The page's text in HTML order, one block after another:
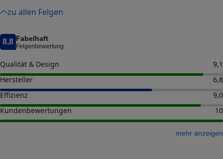
zu allen Felgen
8,8 Fabelhaft
Felgenbewertung
Qualität & Design
9,1
Hersteller
6,8
Effizienz
9,0
Kundenbewertungen
10
mehr anzeigen